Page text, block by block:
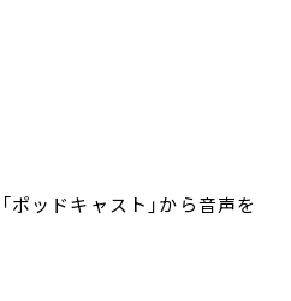
ポッドキャスト」から音声を